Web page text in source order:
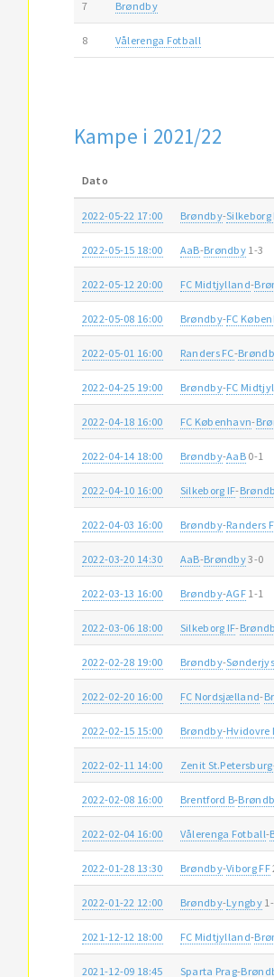
7 Brøndby
8 Vålerenga Fotball
Kampe i 2021/22
Dato
2022-05-22 17:00 Brøndby-Silkeborg
2022-05-15 18:00 AaB-Brøndby 1-3
2022-05-12 20:00 FC Midtjylland-
2022-05-08 16:00 Brøndby-FC
2022-05-01 16:00 Randers FC-
2022-04-25 19:00 Brøndby-FC
2022-04-18 16:00 FC København-
2022-04-14 18:00 Brøndby-AaB 0-1
2022-04-10 16:00 Silkeborg IF-
2022-04-03 16:00 Brøndby-Randers
2022-03-20 14:30 AaB-Brøndby3-0
2022-03-13 16:00 Brøndby-AGF 1-1
2022-03-06 18:00 Silkeborg IF-
2022-02-28 19:00 Brøndby-
2022-02-20 16:00 FC Nordsjælland-
2022-02-15 15:00 Brøndby-Hvidovre
2022-02-11 14:00 Zenit St.Petersburg
2022-02-08 16:00 Brentford B-
2022-02-04 16:00 Vålerenga Fotball-
2022-01-28 13:30 Brøndby-Viborg FF
2022-01-22 12:00 Brøndby-Lyngby
2021-12-12 18:00 FC Midtjylland-
2021-12-09 18:45 Sparta Prag-